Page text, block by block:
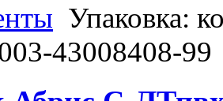
Упаковка:
43008408-99